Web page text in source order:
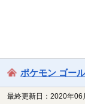
ポケモン ゴー
最終更新日：2020年06